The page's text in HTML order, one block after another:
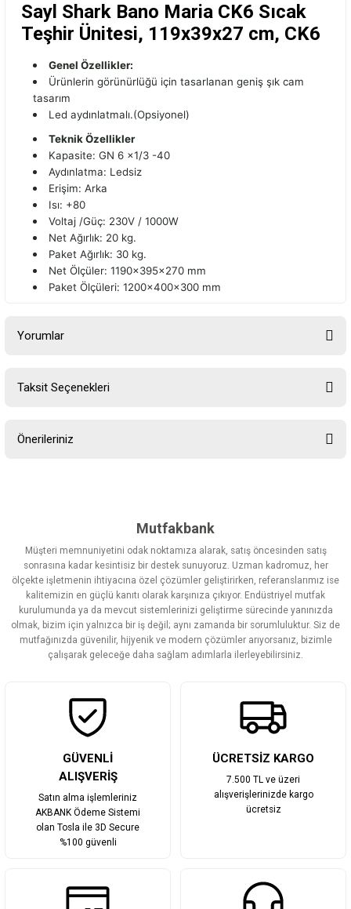
Sayl Shark Bano Maria CK6 Sıcak
Teşhir Ünitesi, 119x39x27 cm, CK6
Genel Özellikler:
Ürünlerin görünürlüğü için tasarlanan geniş şık cam
tasarım
Led aydınlatmalı.(Opsiyonel)
Teknik Özellikler
Kapasite: GN 6 x1/3 -40
Aydınlatma: Ledsiz
Erişim: Arka
Isı: +80
Voltaj /Güç: 230V / 1000W
Net Ağırlık: 20 kg.
Paket Ağırlık: 30 kg.
Net Ölçüler: 1190x395x270 mm
Paket Ölçüleri: 1200x400x300 mm
Yorumlar
Taksit Seçenekleri
Önerileriniz
Görüş ve önerileriniz için teşekkür ederiz.
Ürün resmi kalitesiz, bozuk veya görüntülenemiyor.
Ürün açıklamasında eksik bilgiler bulunuyor.
Ürün bilgilerinde hatalar bulunuyor.
Ürün fiyatı diğer sitelerden daha pahalı.
Bu ürüne benzer farklı alternatifler olmalı.
Mutfakbank
Müşteri memnuniyetini odak noktamıza alarak, satış öncesinden satış
sonrasına kadar kesintisiz bir destek sunuyoruz. Uzman kadromuz, her
ölçekte işletmenin ihtiyacına özel çözümler geliştirirken, referanslarımız ise
kalitemizin en güçlü kanıtı olarak karşınıza çıkıyor. Endüstriyel mutfak
kurulumunda ya da mevcut sistemlerinizi geliştirme sürecinde yanınızda
olmak, bizim için yalnızca bir iş değil; aynı zamanda bir sorumluluktur. Siz de
mutfağınızda güvenilir, hijyenik ve modern çözümler arıyorsanız, bizimle
çalışarak geleceğe daha sağlam adımlarla ilerleyebilirsiniz.
GÜVENLİ
ALIŞVERİŞ
Satın alma işlemleriniz
AKBANK Ödeme Sistemi
olan Tosla ile 3D Secure
%100 güvenli
ÜCRETSİZ KARGO
7.500 TL ve üzeri
alışverişlerinizde kargo
ücretsiz